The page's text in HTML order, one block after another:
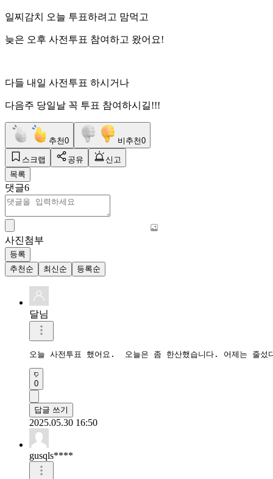
일찌감치 오늘 투표하려고 맘먹고
늦은 오후 사전투표 참여하고 왔어요!
다들 내일 사전투표 하시거나
다음주 당일날 꼭 투표 참여하시길!!!
추천0 비추천0
스크랩 공유
신고
목록
댓글6
사진첨부
등록
추천순
최신순 등록순
달님
오늘 사전투표 했어요.  오늘은 좀 한산했습니다. 어제는 줄섰
0
답글 쓰기
2025.05.30 16:50
gusqls****